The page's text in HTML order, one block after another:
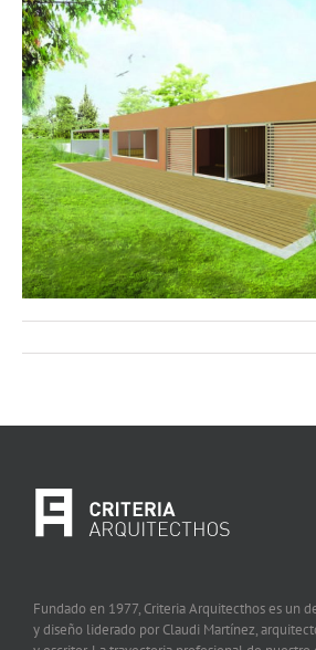
Fundado en 1977, Criteria Arquitecthos es un
y diseño liderado por Claudi Martínez,